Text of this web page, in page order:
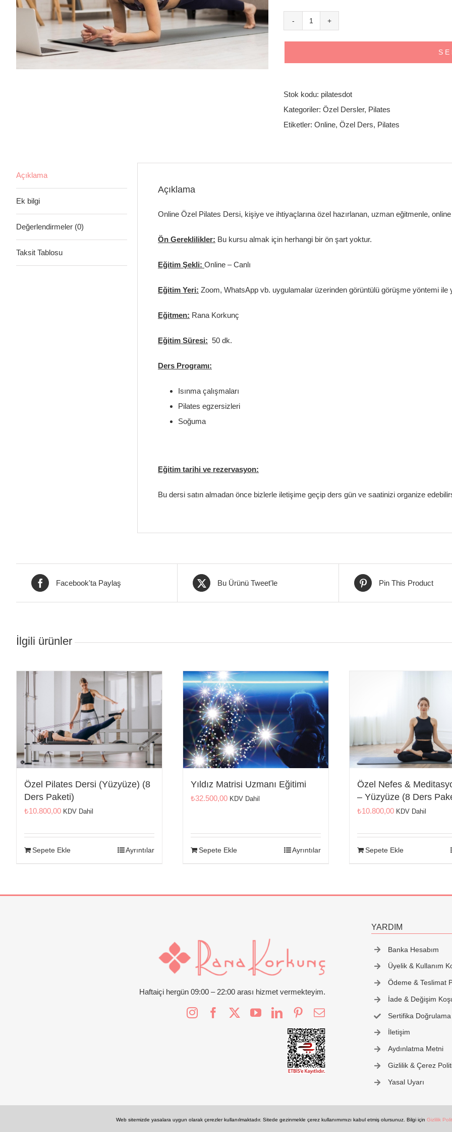
Pilates
Stok kodu: pilatesdot
Kategoriler: Özel Dersler, Pilates
Etiketler: Online, Özel Ders, Pilates
Açıklama
Ek bilgi
Değerlendirmeler (0)
Taksit Tablosu
Açıklama
Online Özel Pilates Dersi, kişiye ve ihtiyaçlarına özel hazırlanan, uzman eğitmenle,
Ön Gereklilikler: Bu kursu almak için herhangi bir ön şart yoktur.
Eğitim Şekli: Online – Canlı
Eğitim Yeri: Zoom, WhatsApp vb. uygulamalar üzerinden görüntülü görüşme yöntemi ile
Eğitmen: Rana Korkunç
Eğitim Süresi: 50 dk.
Ders Programı:
Isınma çalışmaları
Pilates egzersizleri
Soğuma
Eğitim tarihi ve rezervasyon:
Bu dersi satın almadan önce bizlerle iletişime geçip ders gün ve saatinizi organize
Facebook'ta Paylaş Bu Ürünü Tweet'le Pin This Product
İlgili ürünler
Özel Pilates Dersi (Yüzyüze) (8
Ders Paketi)
₺10.800,00 KDV Dahil
Sepete Ekle Ayrıntılar
Yıldız Matrisi Uzmanı Eğitimi
₺32.500,00 KDV Dahil
Sepete Ekle Ayrıntılar
Özel Nefes &
– Yüzyüze (8 Ders
₺10.800,00 KDV Dahil
Sepete Ekle
Haftaiçi hergün 09:00 – 22:00 arası hizmet vermekteyim.
YARDIM
Banka Hesabım
Üyelik & Kullanım
Ödeme & Teslimat
İade & Değişim
Sertifika Doğrulama
İletişim
Aydınlatma Metni
Gizlilik & Çerez
Yasal Uyarı
© 2025
Web sitemizde yasalara uygun olarak çerezler kullanılmaktadır. Sitede gezinmekle çerez kullanımımızı kabul etmiş olursunuz. Bilgi için Gizlilik